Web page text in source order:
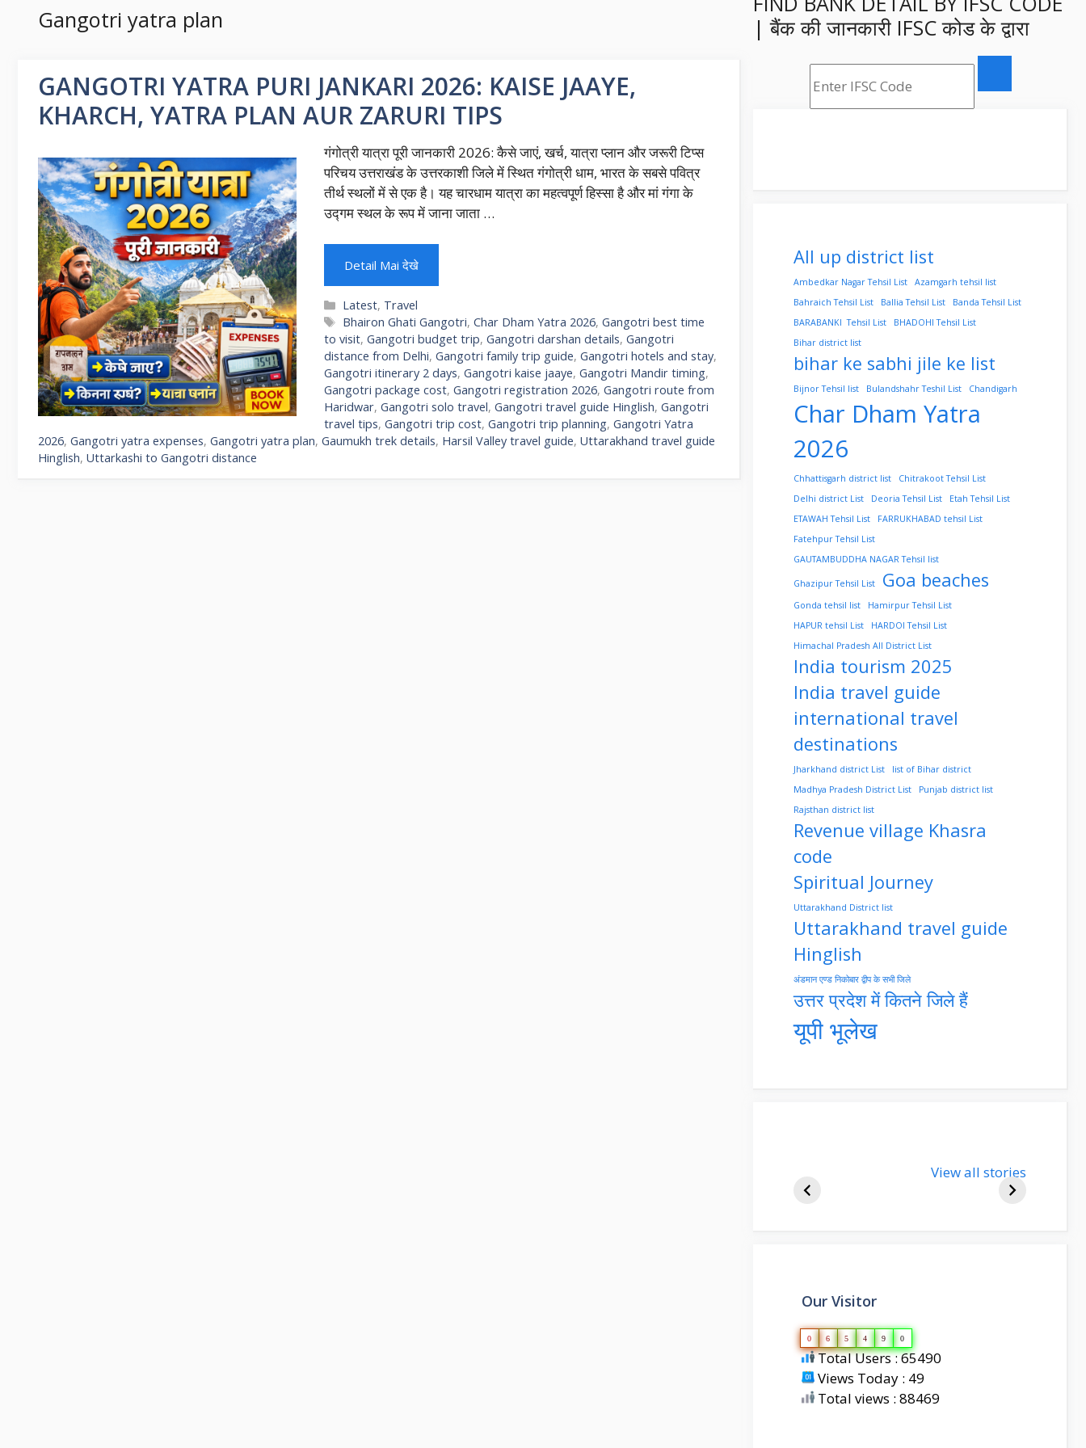
Gangotri yatra plan
GANGOTRI YATRA PURI JANKARI 2026: KAISE JAAYE,
KHARCH, YATRA PLAN AUR ZARURI TIPS
गंगोत्री यात्रा पूरी जानकारी 2026: कैसे जाएं, खर्च, यात्रा प्लान और जरूरी टिप्स
परिचय उत्तराखंड के उत्तरकाशी जिले में स्थित गंगोत्री धाम, भारत के सबसे पवित्र
तीर्थ स्थलों में से एक है। यह चारधाम यात्रा का महत्वपूर्ण हिस्सा है और मां गंगा के
उद्गम स्थल के रूप में जाना जाता …
Detail Mai देखे
Categories
Latest, Travel
Tags
Bhairon Ghati Gangotri,Char Dham Yatra 2026,Gangotri best time
to visit, Gangotri budget trip, Gangotri darshan details, Gangotri
distance from Delhi, Gangotri family trip guide, Gangotri hotels and stay,
Gangotri itinerary 2 days, Gangotri kaise jaaye, Gangotri Mandir timing,
Gangotri package cost, Gangotri registration 2026, Gangotri route from
Haridwar, Gangotri solo travel, Gangotri travel guide Hinglish, Gangotri
travel tips, Gangotri trip cost, Gangotri trip planning, Gangotri Yatra
2026, Gangotri yatra expenses, Gangotri yatra plan, Gaumukh trek details, Harsil Valley travel guide, Uttarakhand travel guide
Hinglish, Uttarkashi to Gangotri distance
| बैंक की जानकारी IFSC कोड के द्वारा
All up district list
Ambedkar Nagar Tehsil List
Azamgarh tehsil list
Bahraich Tehsil List
Ballia Tehsil List
Banda Tehsil List
BARABANKI Tehsil List
BHADOHI Tehsil List
Bihar district list
bihar ke sabhi jile ke list
Bijnor Tehsil list Bulandshahr Teshil List Chandigarh
Char Dham Yatra
2026
Chhattisgarh district list
Chitrakoot Tehsil List
Delhi district List
Deoria Tehsil List
Etah Tehsil List
ETAWAH Tehsil List
FARRUKHABAD tehsil List
Fatehpur Tehsil List
GAUTAMBUDDHA NAGAR Tehsil list
Ghazipur Tehsil List Goa beaches
Gonda tehsil list
Hamirpur Tehsil List
HAPUR tehsil List
HARDOI Tehsil List
Himachal Pradesh All District List
India tourism 2025
India travel guide
international travel
destinations
Jharkhand district List
list of Bihar district
Madhya Pradesh District List
Punjab district list
Rajsthan district list
Revenue village Khasra
code
Spiritual Journey
Uttarakhand District list
Uttarakhand travel guide
Hinglish
अंडमान एण्ड निकोबार द्वीप के सभी जिले
उत्तर प्रदेश में कितने जिले हैं
यूपी भूलेख
bjp-india-
biography
View all stories
Our Visitor
0 6 5 4 9 0
Total Users : 65490
Views Today : 49
Total views : 88469